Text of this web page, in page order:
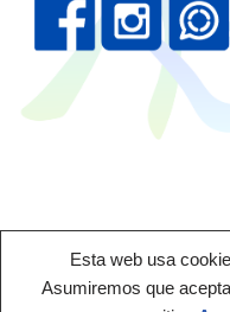
Esta web usa
Asumiremos que